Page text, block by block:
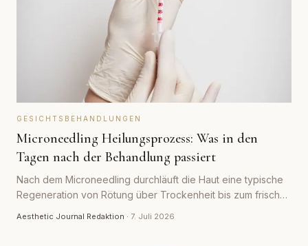
GESICHTSBEHANDLUNGEN
Microneedling Heilungsprozess: Was in den
Tagen nach der Behandlung passiert
Nach dem Microneedling durchläuft die Haut eine typische
Regeneration von Rötung über Trockenheit bis zum frischen
Aesthetic Journal Redaktion · 7. Juli 2026